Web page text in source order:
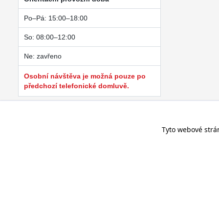
Po–Pá: 15:00–18:00
So: 08:00–12:00
Ne: zavřeno
Osobní návštěva je možná pouze po
předchozí telefonické domluvě.
Tyto webové